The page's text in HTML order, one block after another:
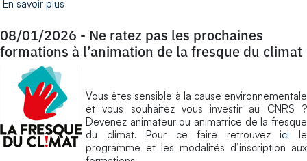
En savoir plus
08/01/2026 - Ne ratez pas les prochaines
formations à l’animation de la fresque du climat
Vous êtes sensible à la cause environnementale
et vous souhaitez vous investir au CNRS ?
Devenez animateur ou animatrice de la fresque
du climat. Pour ce faire retrouvezici le
programme et les modalités d’inscription aux